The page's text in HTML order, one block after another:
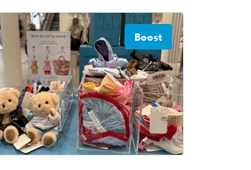
Boost